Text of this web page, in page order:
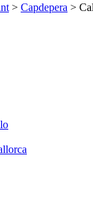
> Capdepera >